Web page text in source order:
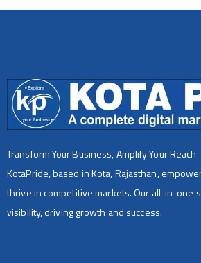
Transform Your Business, Amplify Your Reach
KotaPride, based in Kota, Rajasthan,
thrive in competitive markets. Our all-in-one
visibility, driving growth and success.